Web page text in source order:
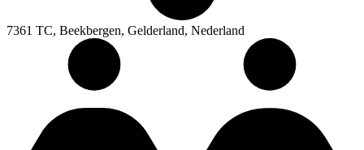
7361 TC, Beekbergen, Gelderland, Nederland